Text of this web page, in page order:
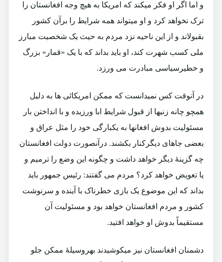
و اما اگر او فکر میکند که امریکا به هیچ وجه افغانستان را
ترک نخواهد کرد و او میتواند همه شرایط را برآن کشور
بقبولاند و از این ناحیه نزد مردم به حیث یک شخصیت مبارز
ملی کسب شهرت کند، او باید بداند که با یک «قمار» بزرگ
و خطیرسیاسی مبادرت می ورزد.
در آنوقت کس نمیدانست که ممکن امریکائی ها به دلیل
همچو چانه زنیها از قبول شرایط ابا ورزیده و با انداختن بار
مسئولیت بدوش افغانها به یکبارگی خود را مثل عراق و
بعضی جاهای دیگرکنار بکشند. درآنصورت دولت افغانستان
چه گزینۀ دیگر خواهد داشت و چگونه این وضع را ترمیم و
یا تعویض خواهد کرد؟ مردم می گفتند: رئیس جمهور باید
بداند که این موضوع یک بازی خطرناک با آینده و سرنوشت
کشور و مردم افغانستان خواهد بود و مسئولیت آن
مستقیماً بدوش او خواهد افتید.
دشمنان افغانستان نیز میکوشیدند بهروسیلۀ ممکن جلو